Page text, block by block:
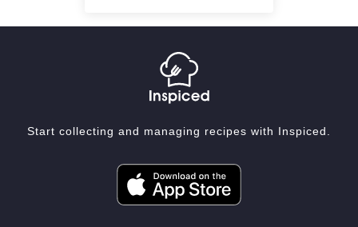
Start collecting and managing recipes with Inspiced.